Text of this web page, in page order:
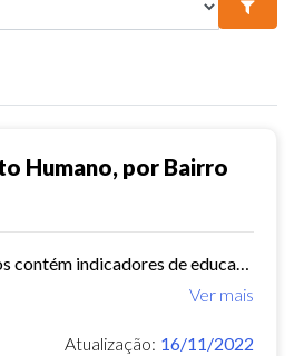
Humano, por Bairro
Ver mais
Atualização: 16/11/2022